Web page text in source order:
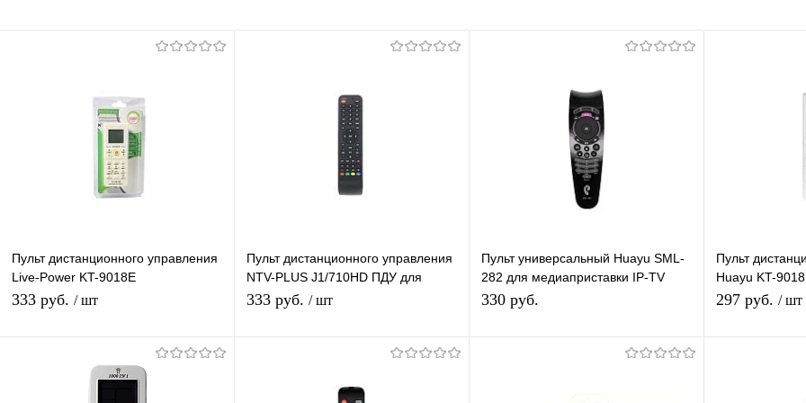
Пульт дистанционного управления
Live-Power KT-9018E
Универсальный пульт для
333 руб. / шт
В корзину
Пульт дистанционного управления
NTV-PLUS J1/710HD ПДУ для
ресиверов НТВ Плюс J1 и 710HD
333 руб. / шт
Пульт универсальный Huayu SML-
282 для медиаприставки IP-TV
Ростелеком
330 руб.
Пульт
Huayu KT-
Универсальный
297 руб. / шт